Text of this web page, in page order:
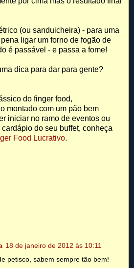
(ou sanduicheira) - para uma
ligar um forno de fogão de
é passável - e passa a fome!
dica para dar para gente?
do finger food,
montado com um pão bem
iniciar no ramo de eventos ou
do seu buffet, conheça
Food Lucrativo.
18 de janeiro de 2012 às 10:11
petisco, sabem sempre tão bem!